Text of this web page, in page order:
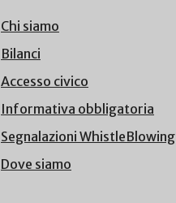
Chi siamo
Bilanci
Accesso civico
Informativa obbligatoria
Segnalazioni WhistleBlowing
Dove siamo